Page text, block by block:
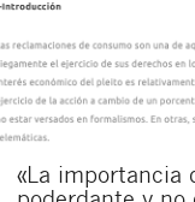
«La importancia